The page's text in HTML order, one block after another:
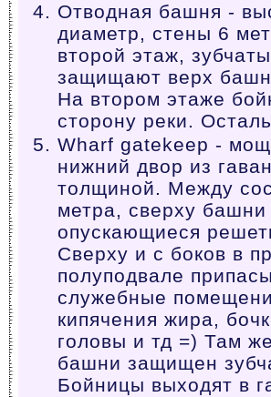
Отводная башня -
диаметр, стены 6
второй этаж,
защищают верх
На втором этаже
сторону реки.
Wharf gatekeep -
нижний двор из
толщиной. Между
метра, сверху
опускающиеся
Сверху и с боков в
полуподвале
служебные
кипячения жира,
головы и тд =) Там
башни защищен
Бойницы выходят в